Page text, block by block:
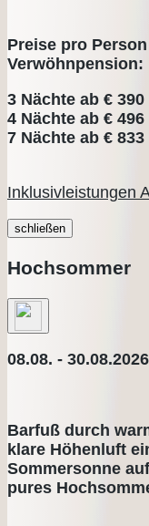
Preise pro
Verwöhnpension:
3 Nächte ab € 390
4 Nächte ab € 496
7 Nächte ab € 833
Inklusivleistungen
schließen
Hochsommer
08.08. - 30.08.2026
Barfuß durch
klare Höhenluft
Sommersonne
pures